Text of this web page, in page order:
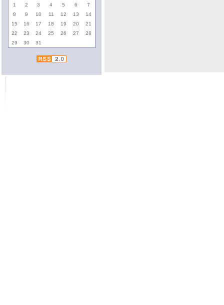
1
2 3 4 5 6
7
8
9 10 11 12 13
14
15
16 17 18 19 20
21
22
23 24 25 26 27
28
29
30 31